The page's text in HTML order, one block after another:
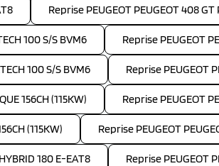
Reprise PEUGEOT PEUGEOT 408 GT
100 S/S BVM6 Reprise PEUGEOT
100 S/S BVM6 Reprise PEUGEOT
156CH (115KW) Reprise PEUGEOT
(115KW) Reprise PEUGEOT
180 E-EAT8 Reprise PEUGEOT